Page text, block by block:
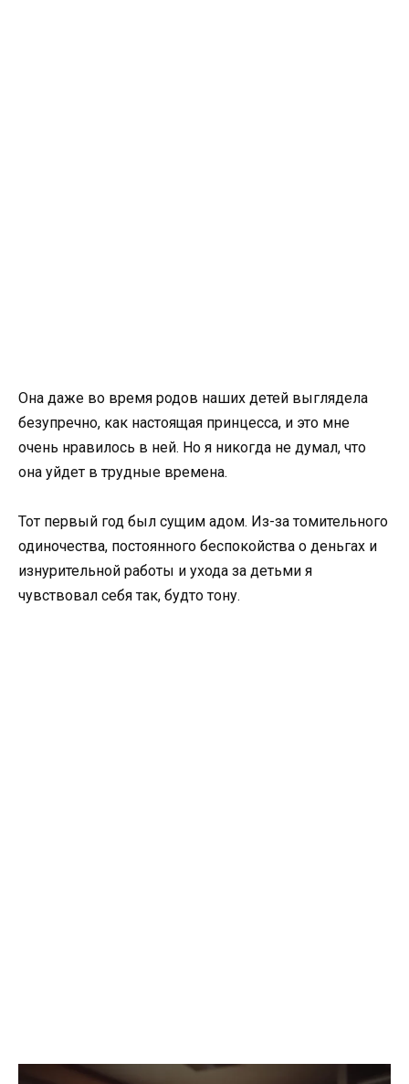
Она даже во время родов наших детей выглядела
безупречно, как настоящая принцесса, и это мне
очень нравилось в ней. Но я никогда не думал, что
она уйдет в трудные времена.
Тот первый год был сущим адом. Из-за томительного
одиночества, постоянного беспокойства о деньгах и
изнурительной работы и ухода за детьми я
чувствовал себя так, будто тону.